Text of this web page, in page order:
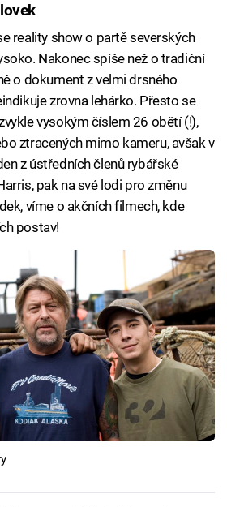
reality show o partě severských
Nakonec spíše než o tradiční
o dokument z velmi drsného
zrovna lehárko. Přesto se
vysokým číslem 26 obětí (!),
ztracených mimo kameru, avšak v
z ústředních členů rybářské
pak na své lodi pro změnu
víme o akčních filmech, kde
postav!